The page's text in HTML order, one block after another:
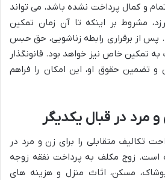
و کمال پرداخت نشده باشد، می تواند
مشروط بر اینکه تا آن زمان تمکین
از برقراری رابطه زناشویی، حق حبس
تمکین خاص نیز خواهد بود. قانونگذار
و تضمین حقوق او، این امکان را فراهم
مرد در قبال یکدیگر
تکالیف متقابلی را برای زن و مرد در
است. زوج مکلف به پرداخت نفقه زوجه
مسکن، اثاث منزل و هزینه های